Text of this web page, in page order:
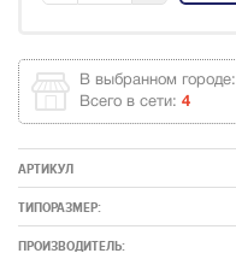
В выбранном городе:
Всего в сети: 4
АРТИКУЛ
ТИПОРАЗМЕР:
ПРОИЗВОДИТЕЛЬ: